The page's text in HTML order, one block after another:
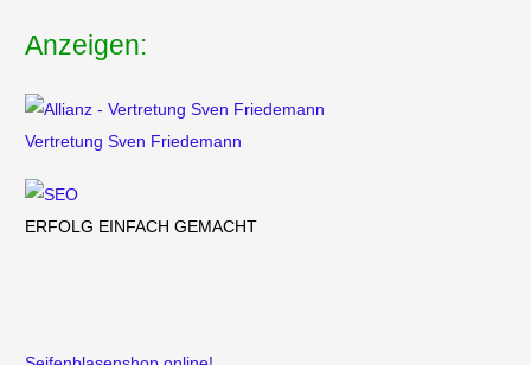
Anzeigen:
VertretungSven Friedemann
ERFOLG EINFACH GEMACHT